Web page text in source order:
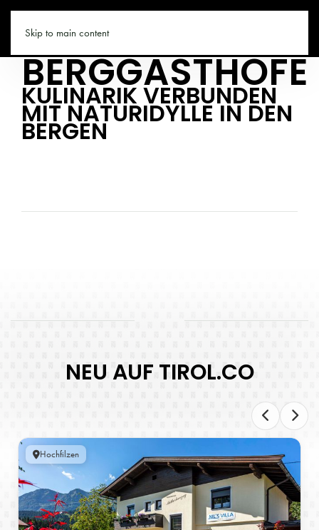
Skip to main content
TIROL.CO
BERGGASTHÖFE
KULINARIK VERBUNDEN
MIT NATURIDYLLE IN DEN
BERGEN
NEU AUF TIROL.CO
Hochfilzen